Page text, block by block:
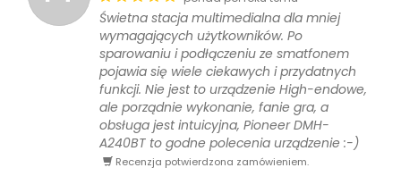
Świetna stacja multimedialna dla mniej
wymagających użytkowników. Po
sparowaniu i podłączeniu ze smatfonem
pojawia się wiele ciekawych i przydatnych
funkcji. Nie jest to urządzenie High-endowe,
ale porządnie wykonanie, fanie gra, a
obsługa jest intuicyjna, Pioneer DMH-
A240BT to godne polecenia urządzenie :-)
Recenzja potwierdzona zamówieniem.